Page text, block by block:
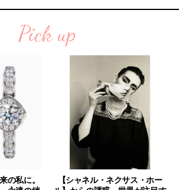
Pick up
の私に。
【シャネル・ネクサス・ホー